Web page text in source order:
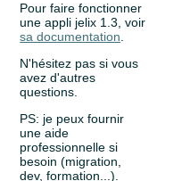
Pour faire fonctionner
une appli jelix 1.3, voir
sa documentation.
N'hésitez pas si vous
avez d'autres
questions.
PS: je peux fournir
une aide
professionnelle si
besoin (migration,
dev, formation...).